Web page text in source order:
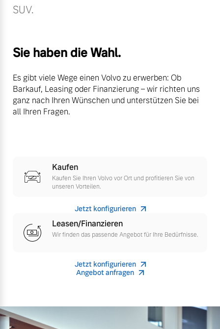
Jetzt kennenlernen
Frühjahrscheck
Entdecken Sie unsere
Finanzierung & Leasing
Versicherung
SUV.
Sie haben die Wahl.
Es gibt viele Wege einen Volvo zu erwerben: Ob
Barkauf, Leasing oder Finanzierung – wir richten uns
ganz nach Ihren Wünschen und unterstützen Sie bei
all Ihren Fragen.
Kaufen
Kaufen Sie Ihren Volvo vor Ort und profitieren Sie von
unseren Vorteilen.
Jetzt konfigurieren
Leasen/Finanzieren
Wir finden das passende Angebot für Ihre Bedürfnisse.
Jetzt konfigurieren
Angebot anfragen